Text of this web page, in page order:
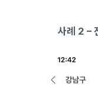
사례 2 –